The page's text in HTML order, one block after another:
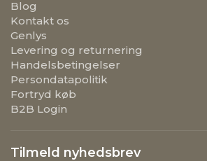
Blog
Kontakt os
Genlys
Levering og returnering
Handelsbetingelser
Persondatapolitik
Fortryd køb
B2B Login
Tilmeld nyhedsbrev